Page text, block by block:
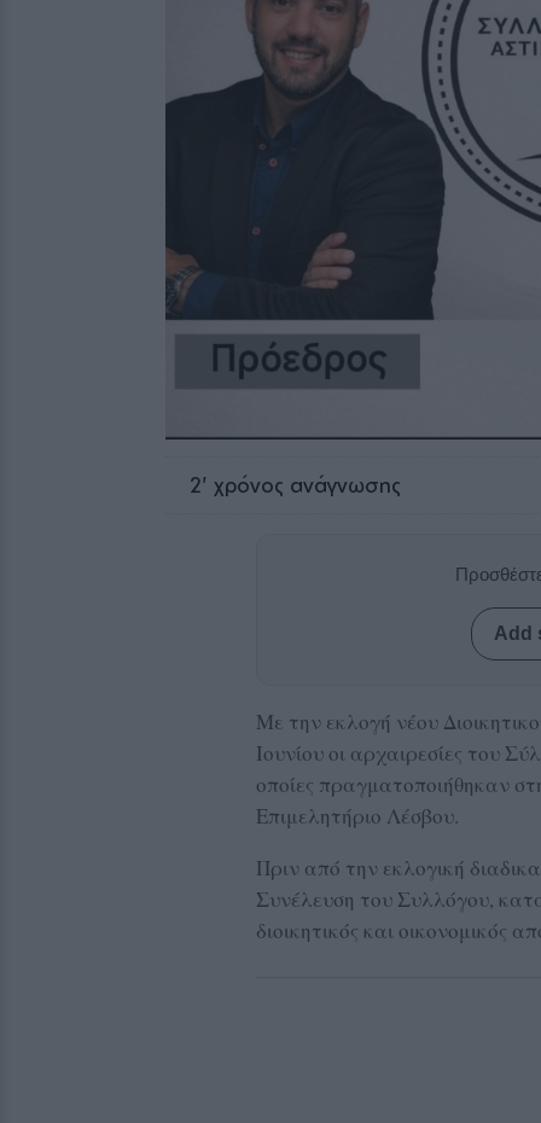
2' χρόνος ανάγνωσης
Add
Με την εκλογή νέου
Ιουνίου οι αρχαιρεσίες του
οποίες πραγματοποιήθηκαν
Επιμελητήριο Λέσβου.
Πριν από την εκλογική
Συνέλευση του Συλλόγου,
διοικητικός και οικονομικός